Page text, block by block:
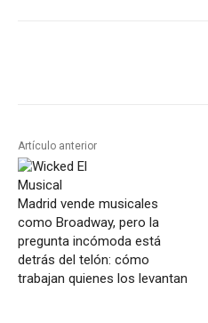
Artículo anterior
Madrid vende musicales
como Broadway, pero la
pregunta incómoda está
detrás del telón: cómo
trabajan quienes los levantan